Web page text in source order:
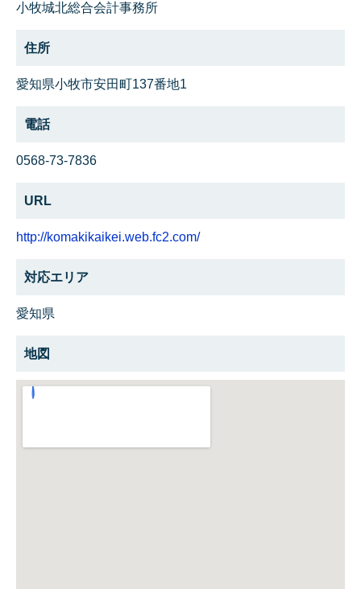
小牧城北総合会計事務所
住所
愛知県小牧市安田町137番地1
電話
0568-73-7836
URL
http://komakikaikei.web.fc2.com/
対応エリア
愛知県
地図